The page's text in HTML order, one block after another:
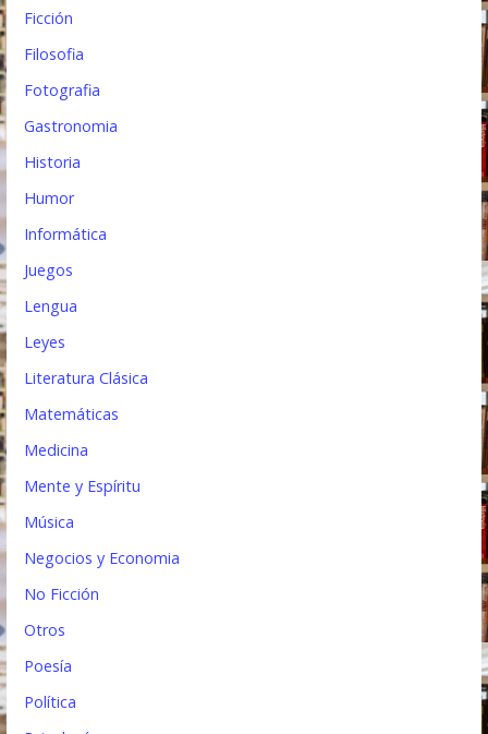
Ficción
Filosofia
Fotografia
Gastronomia
Historia
Humor
Informática
Juegos
Lengua
Leyes
Literatura Clásica
Matemáticas
Medicina
Mente y Espíritu
Música
Negocios y Economia
No Ficción
Otros
Poesía
Política